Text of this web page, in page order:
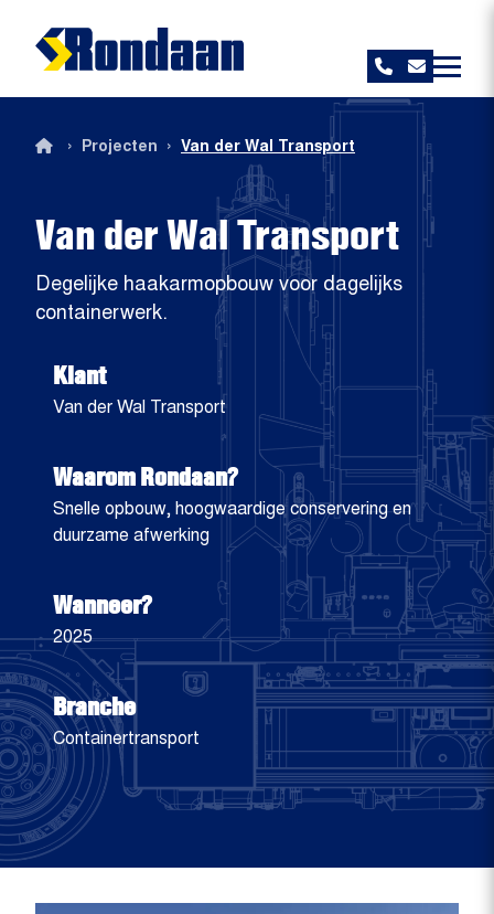
Van der Wal Transport
Degelijke haakarmopbouw voor dagelijks
containerwerk.
› Projecten › Van der Wal Transport
Klant
Van der Wal Transport
Waarom Rondaan?
Snelle opbouw, hoogwaardige conservering en
duurzame afwerking
Wanneer?
2025
Branche
Containertransport